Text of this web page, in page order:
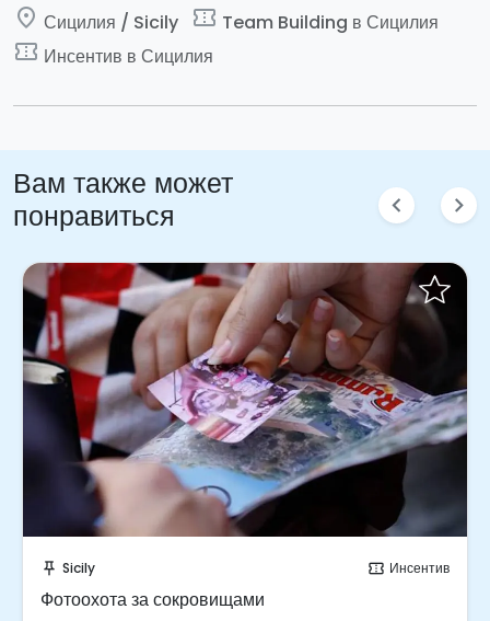
place Сицилия / Sicily confirmation_number Team Building в Сицилия
confirmation_number Инсентив в Сицилия
Вам также может
понравиться
chevron_left chevron_right
push_pin Sicily confirmation_number Инсентив
Фотоохота за сокровищами